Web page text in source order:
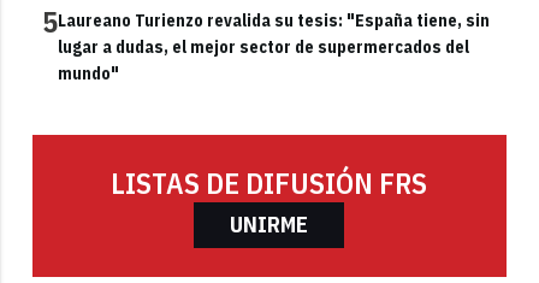
5Laureano Turienzo revalida su tesis: "España tiene, sin
lugar a dudas, el mejor sector de supermercados del
mundo"
LISTAS DE DIFUSIÓN FRS
UNIRME